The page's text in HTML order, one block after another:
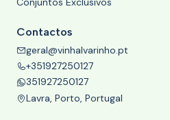
Contactos
geral@vinhalvarinho.pt
+351927250127
351927250127
Lavra, Porto, Portugal